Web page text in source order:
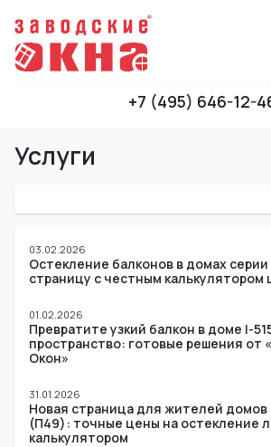
+7 (495) 646-12-
Услуги
03.02.2026
Остекление балконов в домах
страницу с честным калькулятором
01.02.2026
Превратите узкий балкон в доме I-
пространство: готовые решения от
Окон»
31.01.2026
Новая страница для жителей домов
(П49): точные цены на остекление
калькулятором